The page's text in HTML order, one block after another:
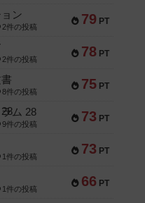
79 PT
ン
2件の投稿
78 PT
2件の投稿
75 PT
8件の投稿
73 PT
ム 28
9件の投稿
73 PT
1件の投稿
66 PT
1件の投稿